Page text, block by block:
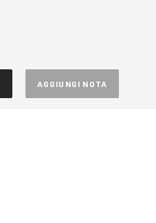
AGGIUNGI NOTA